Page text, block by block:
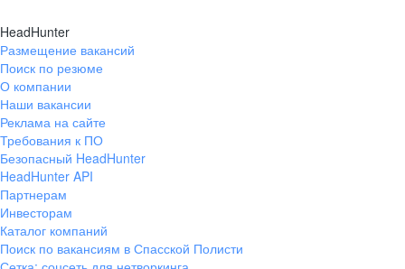
HeadHunter
Размещение вакансий
Поиск по резюме
О компании
Наши вакансии
Реклама на сайте
Требования к ПО
Безопасный HeadHunter
HeadHunter API
Партнерам
Инвесторам
Каталог компаний
Поиск по вакансиям в Спасской Полисти